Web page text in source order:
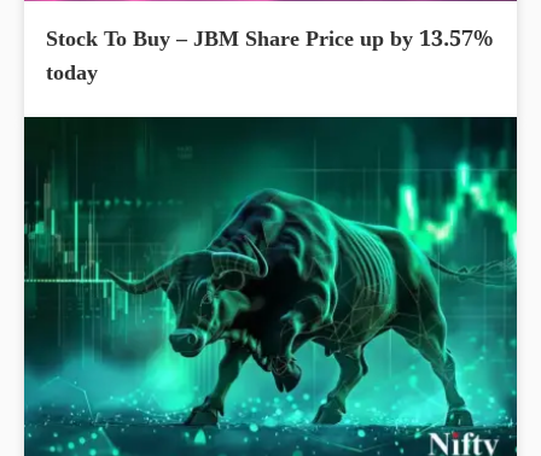
Stock To Buy – JBM Share Price up by 13.57%
today